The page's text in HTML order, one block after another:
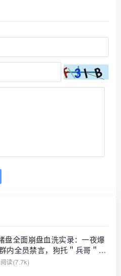
盘全面崩盘血洗实录：一夜爆
内全员禁言，狗托＂兵哥＂还
底，受害者已集体报警！
阅读(7.7k)